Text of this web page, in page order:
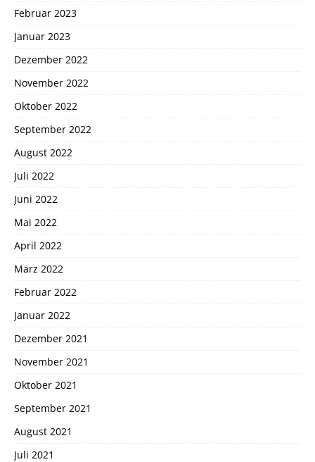
Februar 2023
Januar 2023
Dezember 2022
November 2022
Oktober 2022
September 2022
August 2022
Juli 2022
Juni 2022
Mai 2022
April 2022
März 2022
Februar 2022
Januar 2022
Dezember 2021
November 2021
Oktober 2021
September 2021
August 2021
Juli 2021